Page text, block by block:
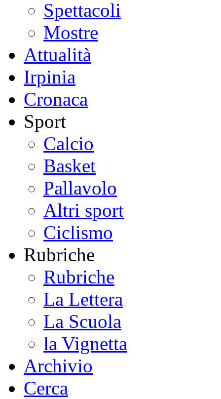
Spettacoli
Mostre
Attualità
Irpinia
Cronaca
Sport
Calcio
Basket
Pallavolo
Altri sport
Ciclismo
Rubriche
Rubriche
La Lettera
La Scuola
la Vignetta
Archivio
Cerca